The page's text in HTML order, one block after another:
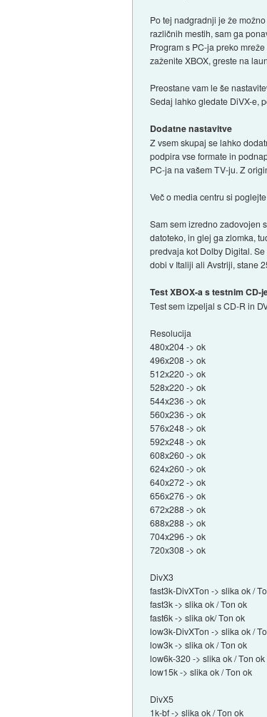
Po tej nadgradnji je že
različnih mestih, sam ga
Program s PC-ja preko
zaženite XBOX, greste na
Preostane vam le še
Sedaj lahko gledate DiVX-e,
Dodatne nastavitve
Z vsem skupaj se lahko
podpira vse formate in
PC-ja na vašem TV-ju. Z
Več o media centru si
Sam sem izredno zadovojen
datoteko, in glej ga zlomka,
predvaja kot Dolby Digital.
dobi v Italiji ali Avstriji, stane
Test XBOX-a s testnim CD-
Test sem izpeljal s CD-R in
Resolucija
480x204 -> ok
496x208 -> ok
512x220 -> ok
528x220 -> ok
544x236 -> ok
560x236 -> ok
576x248 -> ok
592x248 -> ok
608x260 -> ok
624x260 -> ok
640x272 -> ok
656x276 -> ok
672x288 -> ok
688x288 -> ok
704x296 -> ok
720x308 -> ok
DivX3
fast3k-DivXTon -> slika ok /
fast3k -> slika ok / Ton ok
fast6k -> slika ok/ Ton ok
low3k-DivXTon -> slika ok /
low3k -> slika ok / Ton ok
low6k-320 -> slika ok / Ton ok
low15k -> slika ok / Ton ok
DivX5
1k-bf -> slika ok / Ton ok